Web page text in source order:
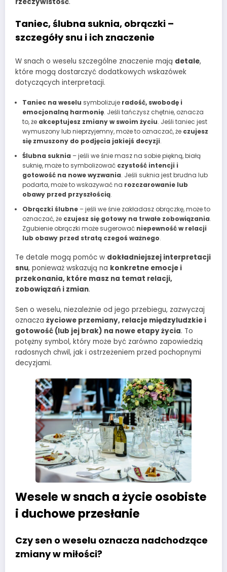
Taniec, ślubna suknia, obrączki –
szczegóły snu i ich znaczenie
W snach o weselu szczególne znaczenie mają detale,
które mogą dostarczyć dodatkowych wskazówek
dotyczących interpretacji.
Taniec na weselu symbolizuje radość, swobodę i
emocjonalną harmonię. Jeśli tańczysz chętnie, oznacza
to, że akceptujesz zmiany w swoim życiu. Jeśli taniec jest
wymuszony lub nieprzyjemny, może to oznaczać, że czujesz
się zmuszony do podjęcia jakiejś decyzji.
Ślubna suknia – jeśli we śnie masz na sobie piękną, białą
suknię, może to symbolizować czystość intencji i
gotowość na nowe wyzwania. Jeśli suknia jest brudna lub
podarta, może to wskazywać na rozczarowanie lub
obawy przed przyszłością.
Obrączki ślubne– jeśli we śnie zakładasz obrączkę, może to
oznaczać, że czujesz się gotowy na trwałe zobowiązania.
Zgubienie obrączki może sugerować niepewność w relacji
lub obawy przed stratą czegoś ważnego.
Te detale mogą pomóc w dokładniejszej interpretacji
snu, ponieważ wskazują na konkretne emocje i
przekonania, które masz na temat relacji,
zobowiązań i zmian.
Sen o weselu, niezależnie od jego przebiegu, zazwyczaj
oznacza życiowe przemiany, relacje międzyludzkie i
gotowość (lub jej brak) na nowe etapy życia. To
potężny symbol, który może być zarówno zapowiedzią
radosnych chwil, jak i ostrzeżeniem przed pochopnymi
decyzjami.
Wesele w snach a życie osobiste
i duchowe przesłanie
Czy sen o weselu oznacza nadchodzące
zmiany w miłości?